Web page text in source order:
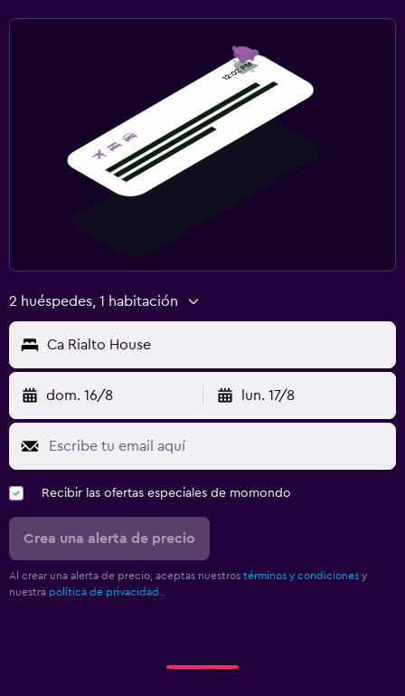
2 huéspedes, 1 habitación
Ca Rialto House
dom. 16/8 lun. 17/8
Recibir las ofertas especiales de momondo
Crea una alerta de precio
Al crear una alerta de precio, aceptas nuestros términos y condiciones y
nuestra política de privacidad.